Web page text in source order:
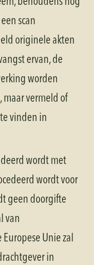
scan
originele akten
ervan, de
worden
vermeld of
vinden in
wordt met
wordt voor
geen doorgifte
van
Unie zal
in